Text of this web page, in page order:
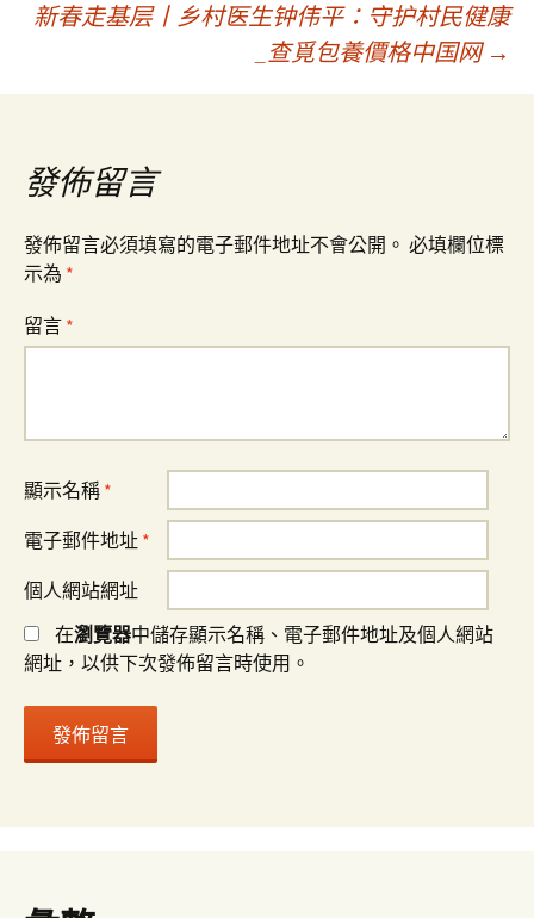
章
導
覽
新春走基层丨乡村医生钟伟平：守护村民健康
_查覓包養價格中国网 →
發佈留言
發佈留言必須填寫的電子郵件地址不會公開。 必填欄位標
示為 *
留言 *
顯示名稱 *
電子郵件地址 *
個人網站網址
在瀏覽器中儲存顯示名稱、電子郵件地址及個人網站
網址，以供下次發佈留言時使用。